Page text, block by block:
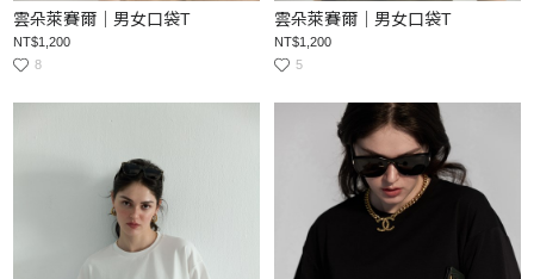
雲朵萊賽爾｜男女口袋T
NT$1,200
8
雲朵萊賽爾｜男女口袋T
NT$1,200
5